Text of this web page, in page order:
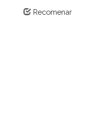
Recomenar